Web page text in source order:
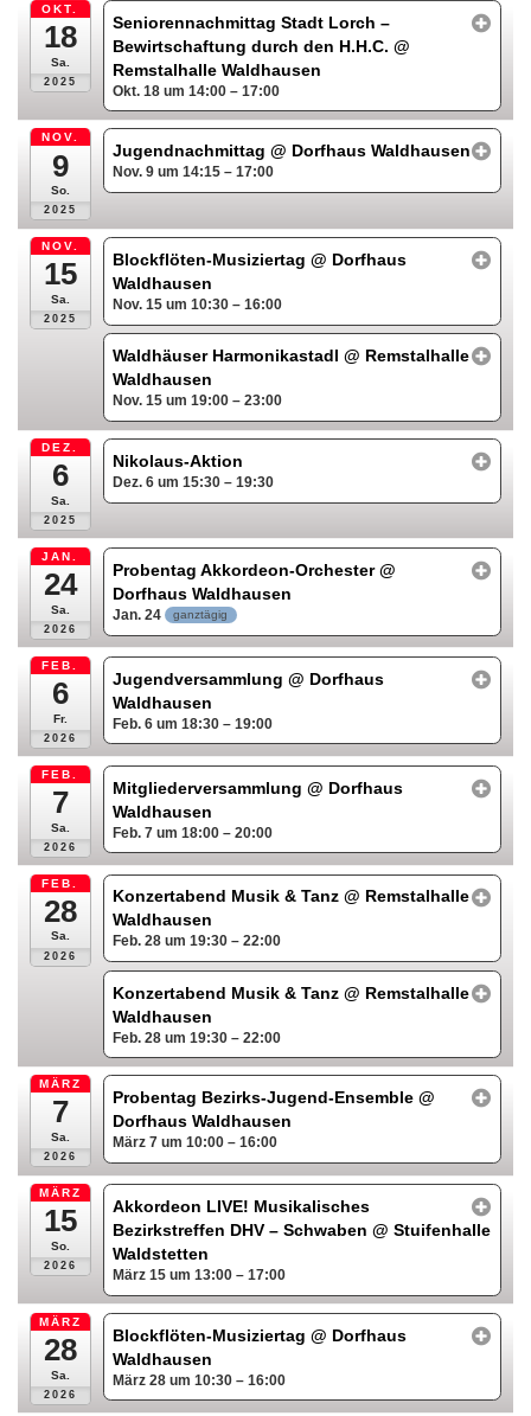
OKT.
18
Sa.
2025
Seniorennachmittag Stadt Lorch –
Bewirtschaftung durch den H.H.C.@
Remstalhalle Waldhausen
Okt. 18 um 14:00 – 17:00
NOV.
9
So.
2025
Jugendnachmittag@ Dorfhaus Waldhausen
Nov. 9 um 14:15 – 17:00
NOV.
15
Sa.
2025
Blockflöten-Musiziertag@ Dorfhaus
Waldhausen
Nov. 15 um 10:30 – 16:00
Waldhäuser Harmonikastadl@ Remstalhalle
Waldhausen
Nov. 15 um 19:00 – 23:00
DEZ.
6
Sa.
2025
Nikolaus-Aktion
Dez. 6 um 15:30 – 19:30
JAN.
24
Sa.
2026
Probentag Akkordeon-Orchester@
Dorfhaus Waldhausen
Jan. 24 ganztägig
FEB.
6
Fr.
2026
Jugendversammlung@ Dorfhaus
Waldhausen
Feb. 6 um 18:30 – 19:00
FEB.
7
Sa.
2026
Mitgliederversammlung@ Dorfhaus
Waldhausen
Feb. 7 um 18:00 – 20:00
FEB.
28
Sa.
2026
Konzertabend Musik & Tanz@ Remstalhalle
Waldhausen
Feb. 28 um 19:30 – 22:00
Konzertabend Musik & Tanz@ Remstalhalle
Waldhausen
Feb. 28 um 19:30 – 22:00
MÄRZ
7
Sa.
2026
Probentag Bezirks-Jugend-Ensemble@
Dorfhaus Waldhausen
März 7 um 10:00 – 16:00
MÄRZ
15
So.
2026
Akkordeon LIVE! Musikalisches
Bezirkstreffen DHV – Schwaben@ Stuifenhalle
Waldstetten
März 15 um 13:00 – 17:00
MÄRZ
28
Sa.
2026
Blockflöten-Musiziertag@ Dorfhaus
Waldhausen
März 28 um 10:30 – 16:00